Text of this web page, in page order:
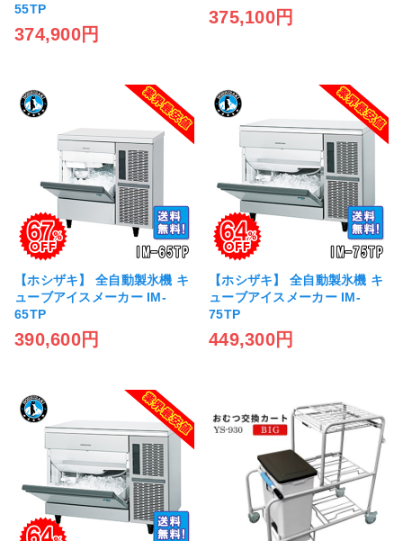
55TP
374,900円
375,100円
【ホシザキ】 全自動製氷機 キ
ューブアイスメーカー IM-
65TP
390,600円
【ホシザキ】 全自動製氷機 キ
ューブアイスメーカー IM-
75TP
449,300円